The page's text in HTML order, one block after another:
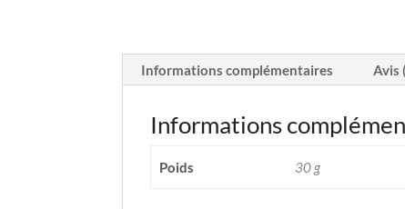
Informations complémentaires Avis
Informations
Poids 30 g